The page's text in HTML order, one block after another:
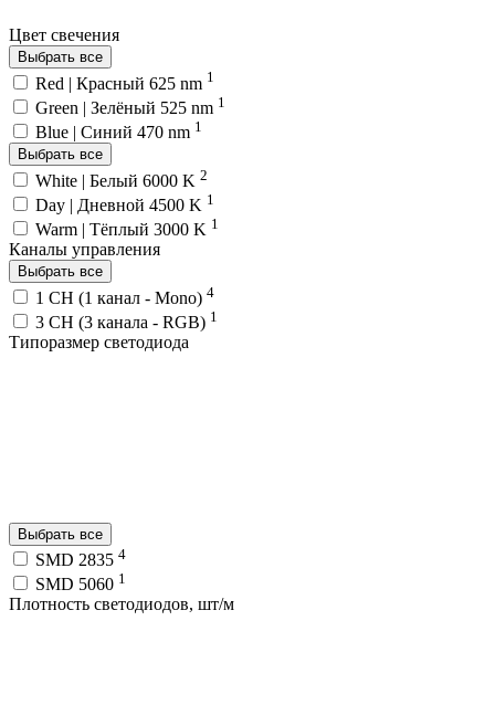
Цвет свечения
Выбрать все
Red | Красный 625 nm 1
Green | Зелёный 525 nm 1
Blue | Синий 470 nm 1
Выбрать все
White | Белый 6000 K 2
Day | Дневной 4500 K 1
Warm | Тёплый 3000 K 1
Каналы управления
Выбрать все
1 CH (1 канал - Mono) 4
3 CH (3 канала - RGB) 1
Типоразмер светодиода
Выбрать все
SMD 2835 4
SMD 5060 1
Плотность светодиодов, шт/м